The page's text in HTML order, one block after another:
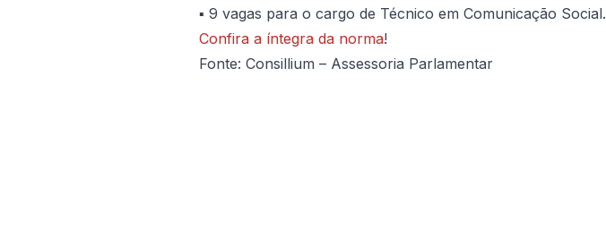
▪️ 9 vagas para o cargo de Técnico em Comunicação Social.
Confira a íntegra da norma!
Fonte: Consillium – Assessoria Parlamentar